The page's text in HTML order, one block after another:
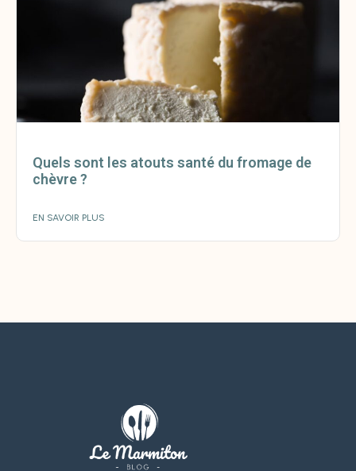
Quels sont les atouts santé du fromage de
chèvre ?
EN SAVOIR PLUS